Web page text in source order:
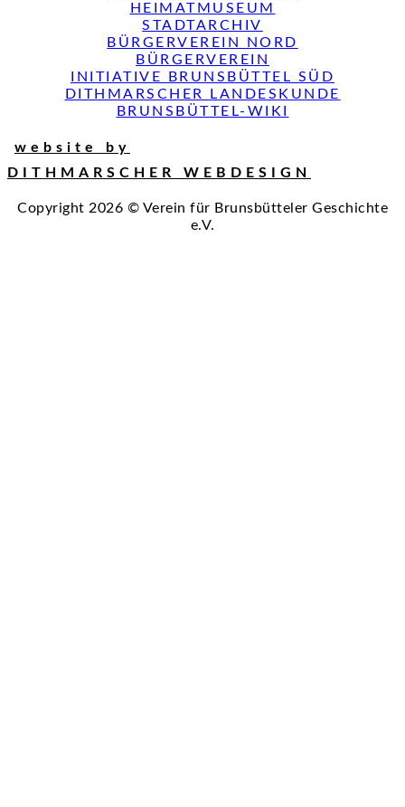
HEIMATMUSEUM
STADTARCHIV
BÜRGERVEREIN NORD
BÜRGERVEREIN
INITIATIVE BRUNSBÜTTEL SÜD
DITHMARSCHER LANDESKUNDE
BRUNSBÜTTEL-WIKI
website by
DITHMARSCHER WEBDESIGN
Copyright 2026 © Verein für Brunsbütteler Geschichte
e.V.